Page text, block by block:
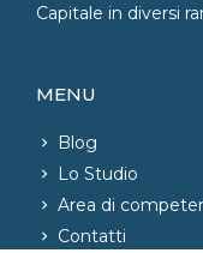
Capitale in diversi
MENU
Blog
Lo Studio
Area di
Contatti